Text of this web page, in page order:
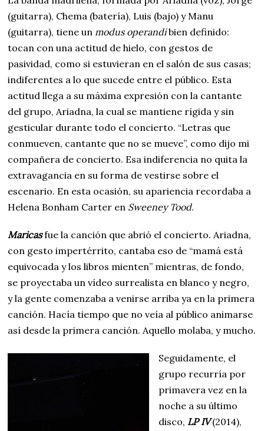
(guitarra), Chema (batería), Luis (bajo) y Manu
(guitarra), tiene unmodus operandibien definido:
tocan con una actitud de hielo, con gestos de
pasividad, como si estuvieran en el salón de sus casas;
indiferentes a lo que sucede entre el público. Esta
actitud llega a su máxima expresión con la cantante
del grupo, Ariadna, la cual se mantiene rígida y sin
gesticular durante todo el concierto. “Letras que
conmueven, cantante que no se mueve”, como dijo mi
compañera de concierto. Esa indiferencia no quita la
extravagancia en su forma de vestirse sobre el
escenario. En esta ocasión, su apariencia recordaba a
Helena Bonham Carter en Sweeney Tood.
Maricasfue la canción que abrió el concierto. Ariadna,
con gesto impertérrito, cantaba eso de “mamá está
equivocada y los libros mienten” mientras, de fondo,
se proyectaba un vídeo surrealista en blanco y negro,
y la gente comenzaba a venirse arriba ya en la primera
canción. Hacía tiempo que no veía al público animarse
así desde la primera canción. Aquello molaba, y mucho.
Seguidamente, el
grupo recurría por
primavera vez en la
noche a su último
disco, LP IV(2014),